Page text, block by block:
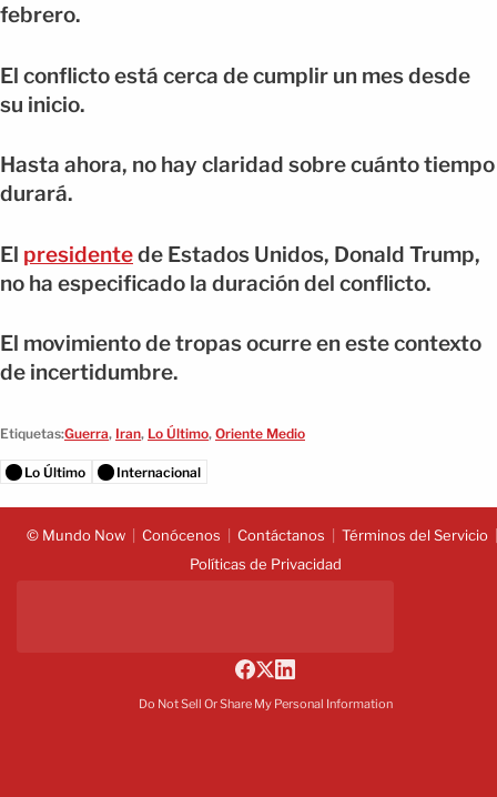
febrero.
El conflicto está cerca de cumplir un mes desde
su inicio.
Hasta ahora, no hay claridad sobre cuánto tiempo
durará.
El presidentede Estados Unidos, Donald Trump,
no ha especificado la duración del conflicto.
El movimiento de tropas ocurre en este contexto
de incertidumbre.
Etiquetas:Guerra, Iran, Lo Último, Oriente Medio
Lo Último Internacional
© Mundo Now Conócenos Contáctanos
Términos del Servicio
Políticas de Privacidad
Do Not Sell Or Share My Personal Information